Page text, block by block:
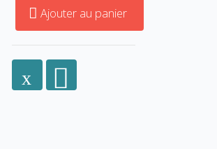
Ajouter au panier